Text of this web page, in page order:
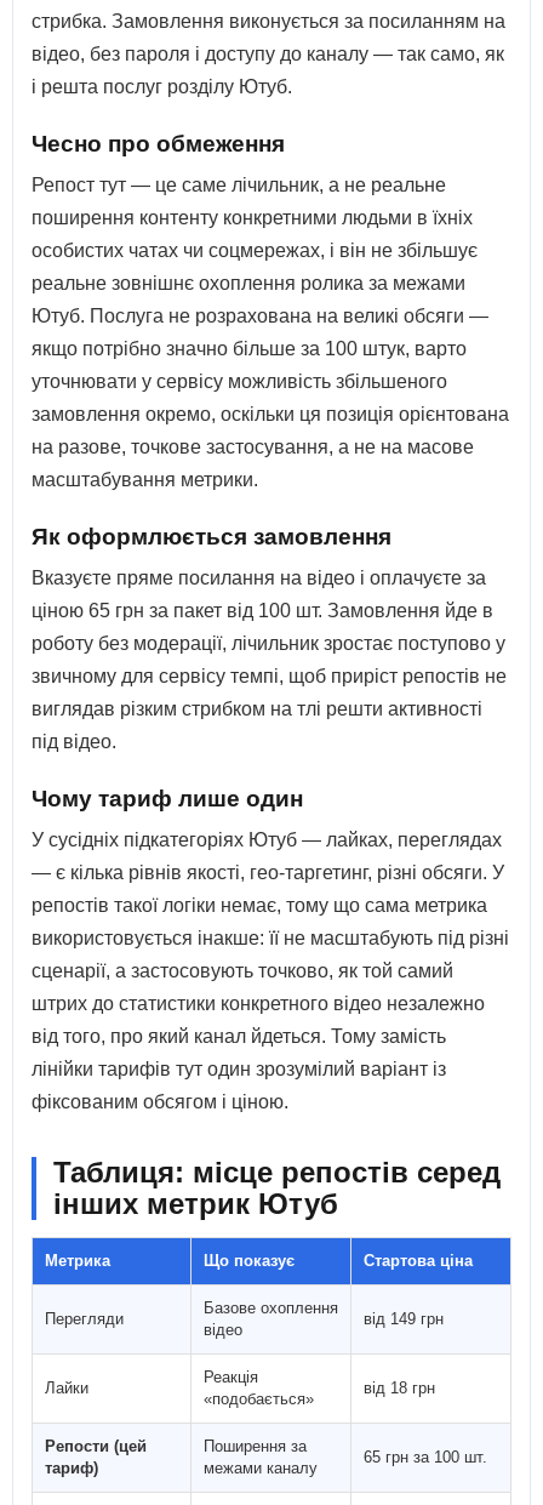
стрибка. Замовлення виконується за посиланням на
відео, без пароля і доступу до каналу — так само, як
і решта послуг розділу Ютуб.
Чесно про обмеження
Репост тут — це саме лічильник, а не реальне
поширення контенту конкретними людьми в їхніх
особистих чатах чи соцмережах, і він не збільшує
реальне зовнішнє охоплення ролика за межами
Ютуб. Послуга не розрахована на великі обсяги —
якщо потрібно значно більше за 100 штук, варто
уточнювати у сервісу можливість збільшеного
замовлення окремо, оскільки ця позиція орієнтована
на разове, точкове застосування, а не на масове
масштабування метрики.
Як оформлюється замовлення
Вказуєте пряме посилання на відео і оплачуєте за
ціною 65 грн за пакет від 100 шт. Замовлення йде в
роботу без модерації, лічильник зростає поступово у
звичному для сервісу темпі, щоб приріст репостів не
виглядав різким стрибком на тлі решти активності
під відео.
Чому тариф лише один
У сусідніх підкатегоріях Ютуб — лайках, переглядах
— є кілька рівнів якості, гео-таргетинг, різні обсяги. У
репостів такої логіки немає, тому що сама метрика
використовується інакше: її не масштабують під різні
сценарії, а застосовують точково, як той самий
штрих до статистики конкретного відео незалежно
від того, про який канал йдеться. Тому замість
лінійки тарифів тут один зрозумілий варіант із
фіксованим обсягом і ціною.
Таблиця: місце репостів серед
інших метрик Ютуб
Метрика Що показує Стартова ціна
Перегляди
Базове охоплення
відео
від 149 грн
Лайки
Реакція
«подобається»
від 18 грн
Репости (цей
тариф)
Поширення за
межами каналу
65 грн за 100 шт.